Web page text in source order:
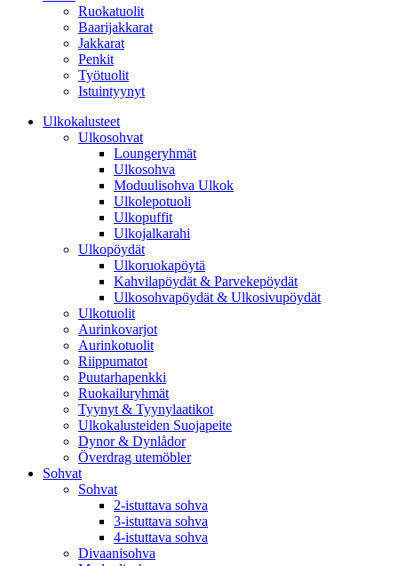
Ruokatuolit
Baarijakkarat
Jakkarat
Penkit
Työtuolit
Istuintyynyt
Ulkokalusteet
Ulkosohvat
Loungeryhmät
Ulkosohva
Moduulisohva Ulkok
Ulkolepotuoli
Ulkopuffit
Ulkojalkarahi
Ulkopöydät
Ulkoruokapöytä
Kahvilapöydät & Parvekepöydät
Ulkosohvapöydät & Ulkosivupöydät
Ulkotuolit
Aurinkovarjot
Aurinkotuolit
Riippumatot
Puutarhapenkki
Ruokailuryhmät
Tyynyt & Tyynylaatikot
Ulkokalusteiden Suojapeite
Dynor & Dynlådor
Överdrag utemöbler
Sohvat
Sohvat
2-istuttava sohva
3-istuttava sohva
4-istuttava sohva
Divaanisohva